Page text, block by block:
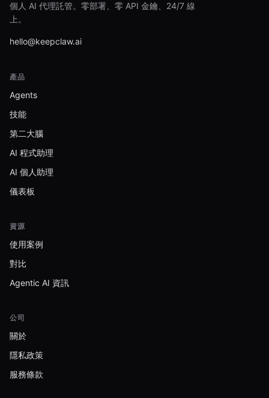
個人 AI 代理託管。零部署、零 API 金鑰、24/7 線
上。
hello@keepclaw.ai
產品
Agents
技能
第二大腦
AI 程式助理
AI 個人助理
儀表板
資源
使用案例
對比
Agentic AI 資訊
公司
關於
隱私政策
服務條款